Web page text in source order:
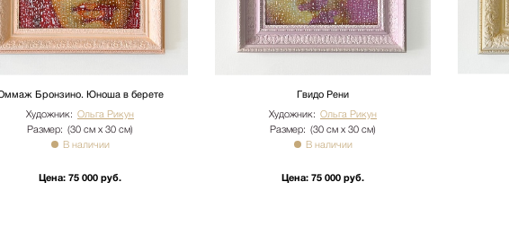
отдельно.
Бронзино. Юноша в берете
Художник: Ольга Рикун
Размер: (30 см х 30 см)
В наличии
Цена: 75 000 руб.
Гвидо Рени
Художник: Ольга Рикун
Размер: (30 см х 30 см)
В наличии
Цена: 75 000 руб.